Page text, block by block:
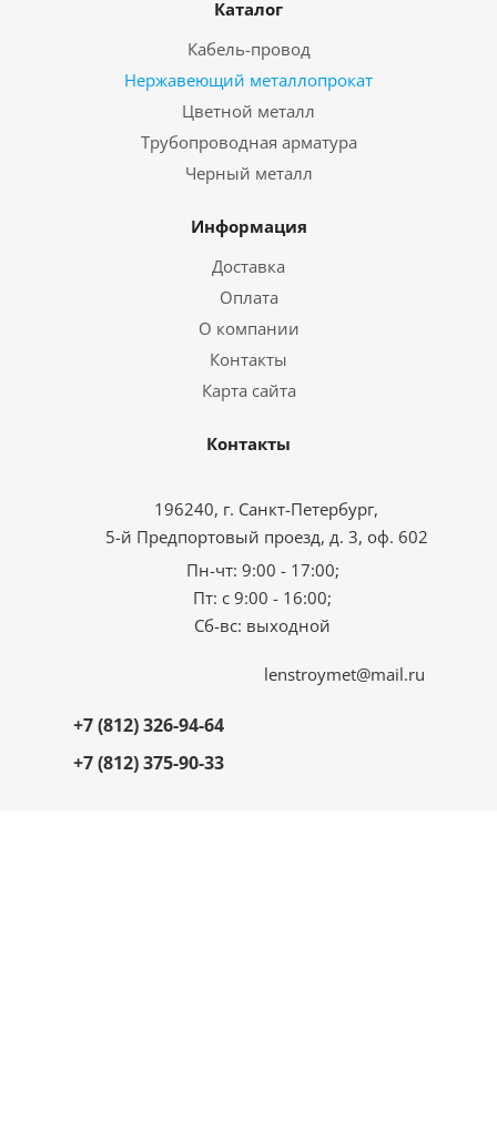
Каталог
Кабель-провод
Нержавеющий металлопрокат
Цветной металл
Трубопроводная арматура
Черный металл
Информация
Доставка
Оплата
О компании
Контакты
Карта сайта
Контакты
196240, г. Санкт-Петербург,
5-й Предпортовый проезд, д. 3, оф. 602
Пн-чт: 9:00 - 17:00;
Пт: с 9:00 - 16:00;
Сб-вс: выходной
+7 (812) 326-94-64
+7 (812) 375-90-33
lenstroymet@mail.ru